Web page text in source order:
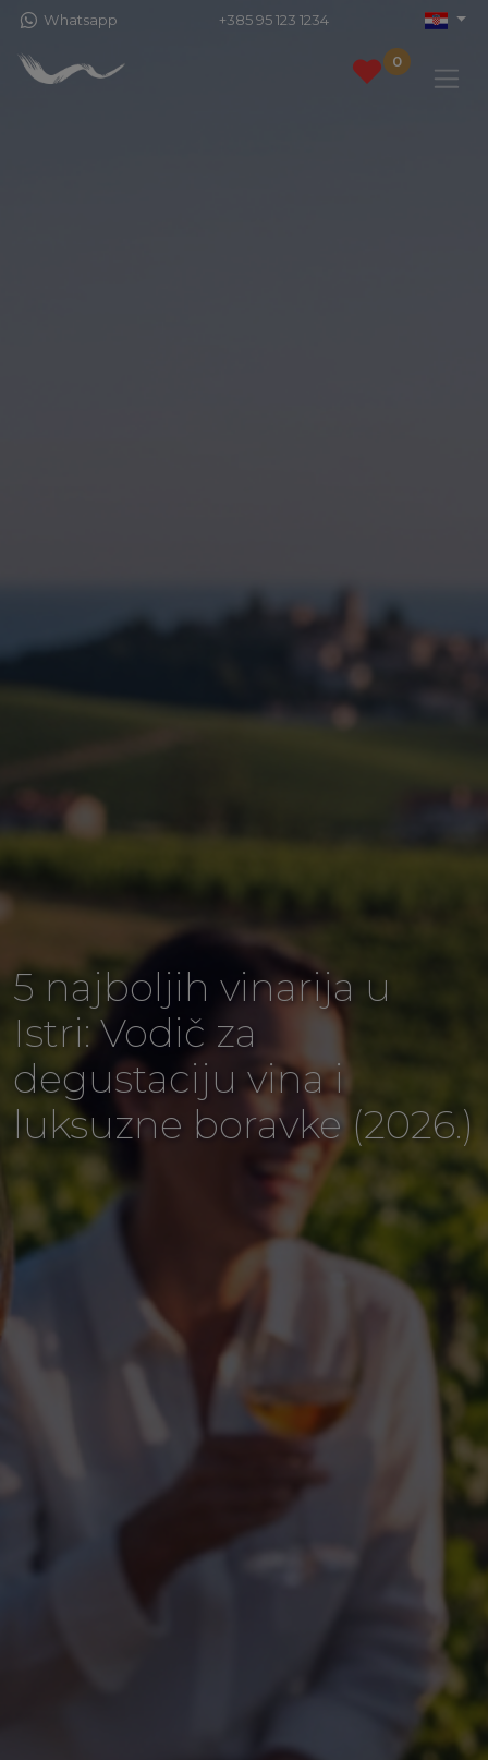
Whatsapp +385 95 123 1234
0
5 najboljih vinarija u
Istri: Vodič za
degustaciju vina i
luksuzne boravke (2026.)